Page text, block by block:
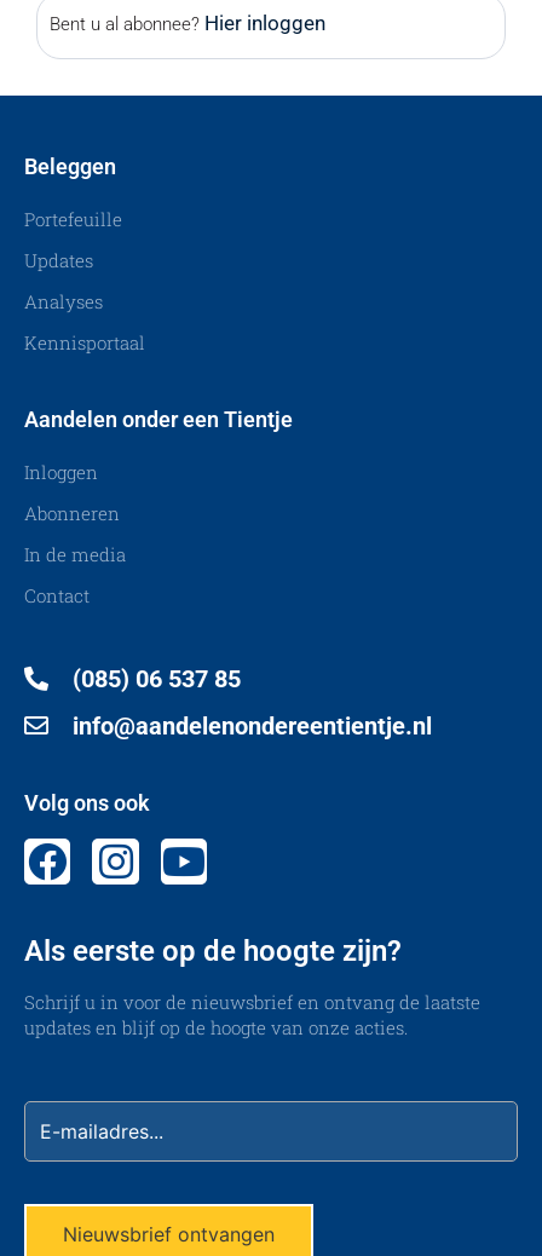
Bent u al abonnee? Hier inloggen
Beleggen
Portefeuille
Updates
Analyses
Kennisportaal
Aandelen onder een Tientje
Inloggen
Abonneren
In de media
Contact
(085) 06 537 85
info@aandelenondereentientje.nl
Volg ons ook
Als eerste op de hoogte zijn?
Schrijf u in voor de nieuwsbrief en ontvang de laatste
updates en blijf op de hoogte van onze acties.